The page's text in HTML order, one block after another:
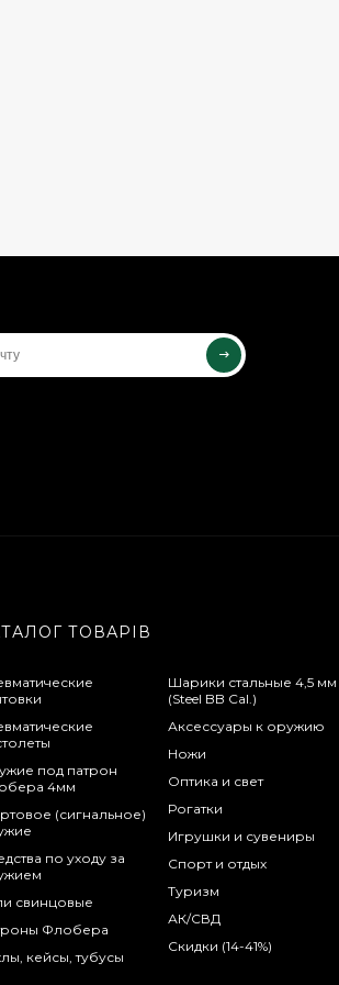
ТОВАРІВ
под патрон
4мм
(сигнальное)
по уходу за
свинцовые
Флобера
кейсы, тубусы
Шарики стальные 4,5 мм
(Steel BB Cal.)
Аксессуары к оружию
Ножи
Оптика и свет
Рогатки
Игрушки и сувениры
Спорт и отдых
Туризм
АК/СВД
Скидки (14-41%)